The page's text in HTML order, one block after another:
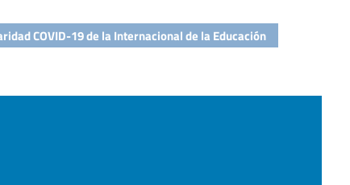
COVID-19 de la Internacional de la Educación